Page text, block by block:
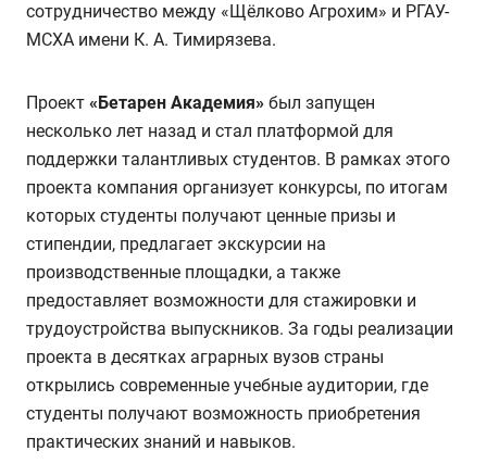
сотрудничество между «Щёлково Агрохим» и РГАУ-
МСХА имени К. А. Тимирязева.
Проект «Бетарен Академия» был запущен
несколько лет назад и стал платформой для
поддержки талантливых студентов. В рамках этого
проекта компания организует конкурсы, по итогам
которых студенты получают ценные призы и
стипендии, предлагает экскурсии на
производственные площадки, а также
предоставляет возможности для стажировки и
трудоустройства выпускников. За годы реализации
проекта в десятках аграрных вузов страны
открылись современные учебные аудитории, где
студенты получают возможность приобретения
практических знаний и навыков.